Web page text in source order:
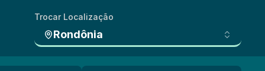
Trocar Localização
Rondônia